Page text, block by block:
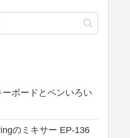
ボードとペンいろい
のミキサー EP-136